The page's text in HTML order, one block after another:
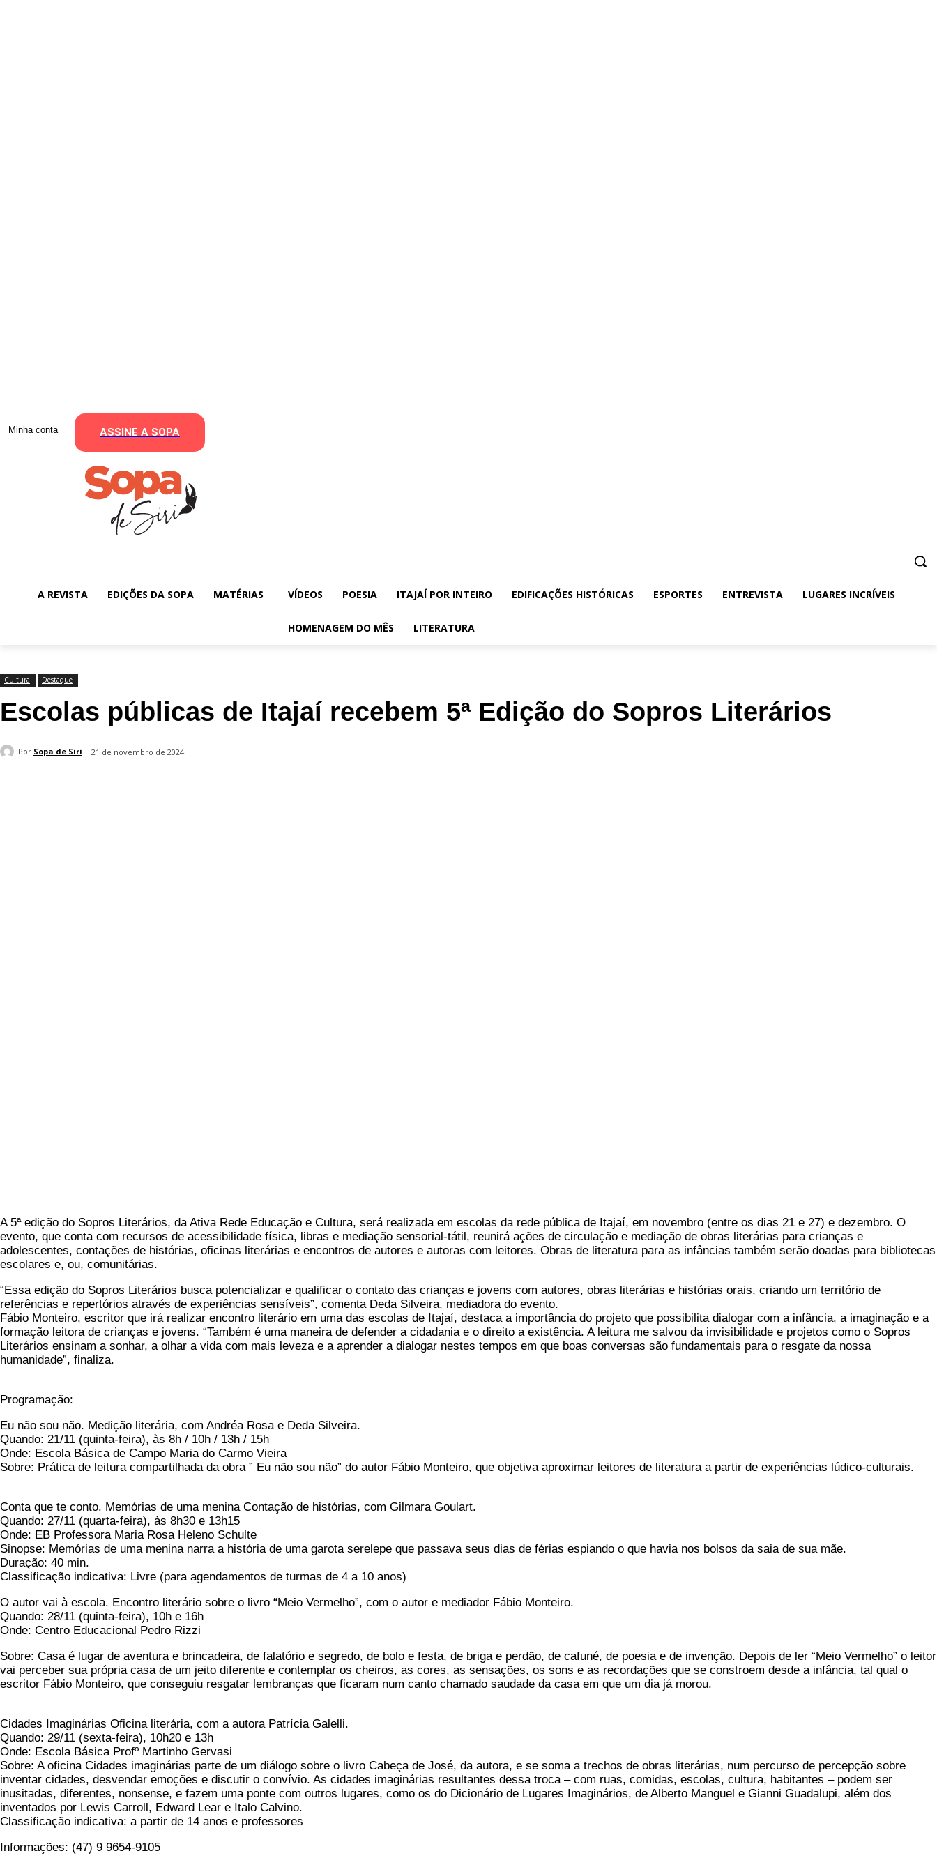
Minha conta ASSINE A SOPA
A REVISTA EDIÇÕES DA SOPA MATÉRIAS VÍDEOS POESIA ITAJAÍ POR INTEIRO EDIFICAÇÕES HISTÓRICAS ESPORTES ENTREVISTA LUGARES INCRÍVEIS
HOMENAGEM DO MÊS LITERATURA
Cultura Destaque
Escolas públicas de Itajaí recebem 5ª Edição do Sopros Literários
Por Sopa de Siri 21 de novembro de 2024
A 5ª edição do Sopros Literários, da Ativa Rede Educação e Cultura, será realizada em escolas da rede pública de Itajaí, em novembro (entre os dias 21 e 27) e dezembro. O
evento, que conta com recursos de acessibilidade física, libras e mediação sensorial-tátil, reunirá ações de circulação e mediação de obras literárias para crianças e
adolescentes, contações de histórias, oficinas literárias e encontros de autores e autoras com leitores. Obras de literatura para as infâncias também serão doadas para bibliotecas
escolares e, ou, comunitárias.
“Essa edição do Sopros Literários busca potencializar e qualificar o contato das crianças e jovens com autores, obras literárias e histórias orais, criando um território de
referências e repertórios através de experiências sensíveis”, comenta Deda Silveira, mediadora do evento.
Fábio Monteiro, escritor que irá realizar encontro literário em uma das escolas de Itajaí, destaca a importância do projeto que possibilita dialogar com a infância, a imaginação e a
formação leitora de crianças e jovens. “Também é uma maneira de defender a cidadania e o direito a existência. A leitura me salvou da invisibilidade e projetos como o Sopros
Literários ensinam a sonhar, a olhar a vida com mais leveza e a aprender a dialogar nestes tempos em que boas conversas são fundamentais para o resgate da nossa
humanidade”, finaliza.
Programação:
Eu não sou não. Medição literária, com Andréa Rosa e Deda Silveira.
Quando: 21/11 (quinta-feira), às 8h / 10h / 13h / 15h
Onde: Escola Básica de Campo Maria do Carmo Vieira
Sobre: Prática de leitura compartilhada da obra ” Eu não sou não” do autor Fábio Monteiro, que objetiva aproximar leitores de literatura a partir de experiências lúdico-culturais.
Conta que te conto. Memórias de uma menina Contação de histórias, com Gilmara Goulart.
Quando: 27/11 (quarta-feira), às 8h30 e 13h15
Onde: EB Professora Maria Rosa Heleno Schulte
Sinopse: Memórias de uma menina narra a história de uma garota serelepe que passava seus dias de férias espiando o que havia nos bolsos da saia de sua mãe.
Duração: 40 min.
Classificação indicativa: Livre (para agendamentos de turmas de 4 a 10 anos)
O autor vai à escola. Encontro literário sobre o livro “Meio Vermelho”, com o autor e mediador Fábio Monteiro.
Quando: 28/11 (quinta-feira), 10h e 16h
Onde: Centro Educacional Pedro Rizzi
Sobre: Casa é lugar de aventura e brincadeira, de falatório e segredo, de bolo e festa, de briga e perdão, de cafuné, de poesia e de invenção. Depois de ler “Meio Vermelho” o leitor
vai perceber sua própria casa de um jeito diferente e contemplar os cheiros, as cores, as sensações, os sons e as recordações que se constroem desde a infância, tal qual o
escritor Fábio Monteiro, que conseguiu resgatar lembranças que ficaram num canto chamado saudade da casa em que um dia já morou.
Cidades Imaginárias Oficina literária, com a autora Patrícia Galelli.
Quando: 29/11 (sexta-feira), 10h20 e 13h
Onde: Escola Básica Profº Martinho Gervasi
Sobre: A oficina Cidades imaginárias parte de um diálogo sobre o livro Cabeça de José, da autora, e se soma a trechos de obras literárias, num percurso de percepção sobre
inventar cidades, desvendar emoções e discutir o convívio. As cidades imaginárias resultantes dessa troca – com ruas, comidas, escolas, cultura, habitantes – podem ser
inusitadas, diferentes, nonsense, e fazem uma ponte com outros lugares, como os do Dicionário de Lugares Imaginários, de Alberto Manguel e Gianni Guadalupi, além dos
inventados por Lewis Carroll, Edward Lear e Italo Calvino.
Classificação indicativa: a partir de 14 anos e professores
Informações: (47) 9 9654-9105